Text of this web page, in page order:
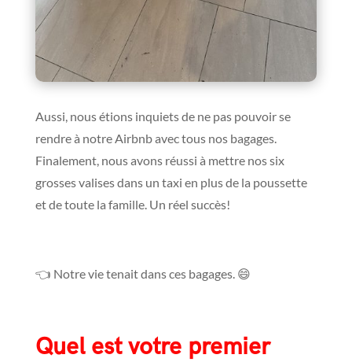
Aussi, nous étions inquiets de ne pas pouvoir se
rendre à notre Airbnb avec tous nos bagages.
Finalement, nous avons réussi à mettre nos six
grosses valises dans un taxi en plus de la poussette
et de toute la famille. Un réel succès!
👈 Notre vie tenait dans ces bagages. 😄
Quel est votre premier